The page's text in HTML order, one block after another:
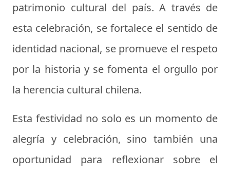
patrimonio cultural del país. A través de
esta celebración, se fortalece el sentido de
identidad nacional, se promueve el respeto
por la historia y se fomenta el orgullo por
la herencia cultural chilena.
Esta festividad no solo es un momento de
alegría y celebración, sino también una
oportunidad para reflexionar sobre el